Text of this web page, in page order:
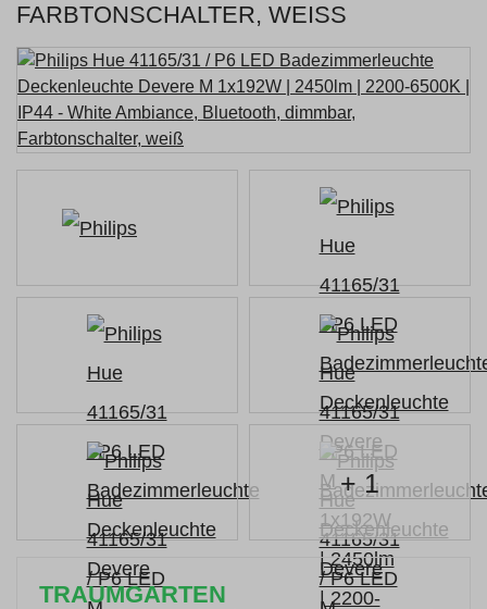
FARBTONSCHALTER, WEISS
+ 1
TRAUMGARTEN